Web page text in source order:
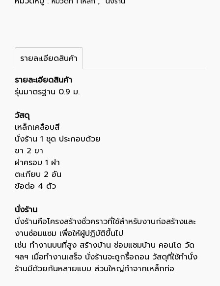
รายละเอียดสินค้า
รายละเอียดสินค้า
รุ่นมาตรฐาน 0.9 ม.
วัสดุ
เหล็กเคลือบสี
นั่งร้าน 1 ชุด ประกอบด้วย
ขา 2 ขา
ฝาครอบ 1 ฝา
ตะเกียบ 2 อัน
ข้อต่อ 4 ตัว
นั่งร้าน
นั่งร้านคือโครงสร้างชั่วคราวที่ใช้สำหรับงานก่อสร้างและ
งานซ่อมแซม เพื่อให้ผู้ปฏิบัติขึ้นไป
เช่น ทำงานบนที่สูง สร้างบ้าน ซ่อมแซมบ้าน คอนโด วัด
ฯลฯ เมื่อทำงานเสร็จ นั่งร้านจะถูกรื้อถอน วัสดุที่ใช้ทำนั่ง
ร้านมีด้วยกันหลายแบบ ส่วนใหญ่ทำจากเหล็กท่อ